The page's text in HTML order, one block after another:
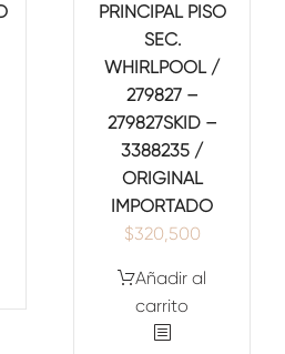
PRINCIPAL PISO
SEC.
WHIRLPOOL /
279827 –
279827SKID –
3388235 /
ORIGINAL
IMPORTADO
$320,500
Añadir al
carrito